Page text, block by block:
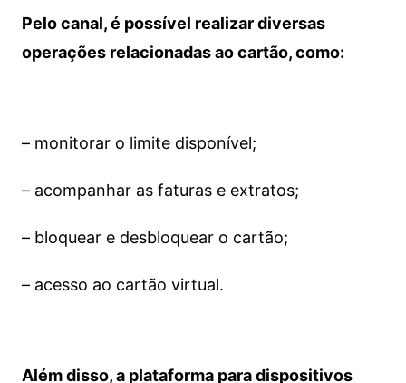
Pelo canal, é possível realizar diversas
operações relacionadas ao cartão, como:
– monitorar o limite disponível;
– acompanhar as faturas e extratos;
– bloquear e desbloquear o cartão;
– acesso ao cartão virtual.
Além disso, a plataforma para dispositivos